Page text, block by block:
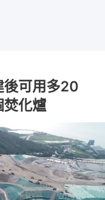
後可用多20
化爐